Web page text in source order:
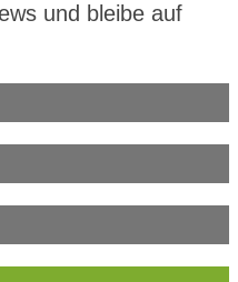
und bleibe auf